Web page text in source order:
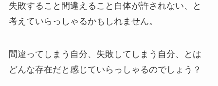
失敗すること間違えること自体が許されない、と
考えていらっしゃるかもしれません。
間違ってしまう自分、失敗してしまう自分、とは
どんな存在だと感じていらっしゃるのでしょう？